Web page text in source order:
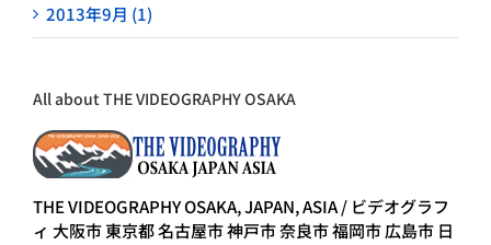
2013年9月 (1)
All about THE VIDEOGRAPHY OSAKA
THE VIDEOGRAPHY OSAKA, JAPAN, ASIA / ビデオグラフ
ィ 大阪市 東京都 名古屋市 神戸市 奈良市 福岡市 広島市 日